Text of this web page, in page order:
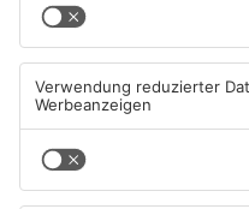
Neue Baugrundstücke für
junge Familien in
Heimbuchenthal?
06.08.2026, 11:39 UHR IN KREIS
ASCHAFFENBURG